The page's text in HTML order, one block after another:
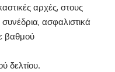
αρχές, στους
ασφαλιστικά
βαθμού
δελτίου.